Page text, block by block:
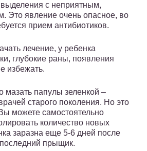
с неприятным,
Это явление очень опасное, во
прием антибиотиков.
лечение, у ребенка
глубокие раны, появления
избежать.
мазать папулы зеленкой –
старого поколения. Но это
можете самостоятельно
количество новых
заразна еще 5-6 дней после
прыщик.